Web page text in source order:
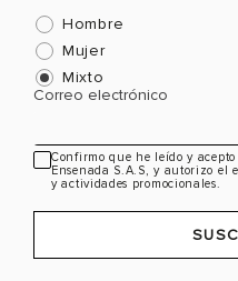
Hombre
Mujer
Mixto
Correo electrónico
Confirmo que he leído y acepto
Ensenada S.A.S, y autorizo el
y actividades promocionales.